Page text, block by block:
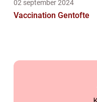
02 september 2024
Vaccination Gentofte